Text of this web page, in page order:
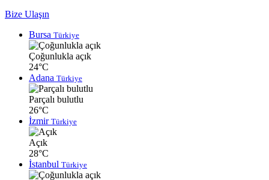
Bize Ulaşın
Bursa Türkiye
Çoğunlukla açık
24°C
Adana Türkiye
Parçalı bulutlu
26°C
İzmir Türkiye
Açık
28°C
İstanbul Türkiye